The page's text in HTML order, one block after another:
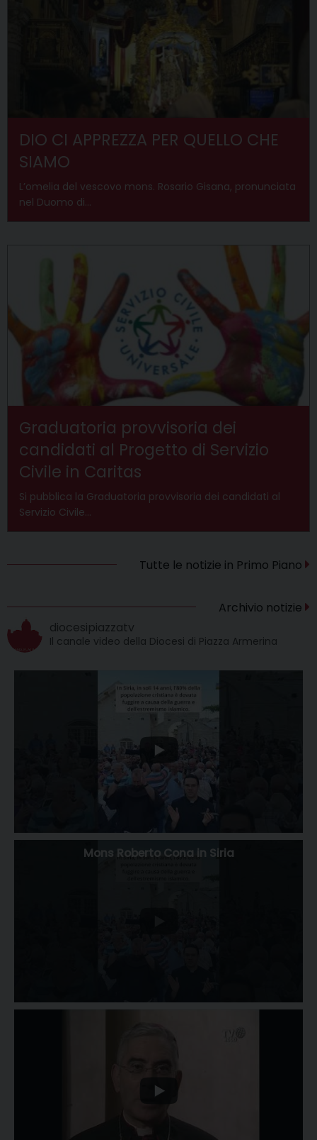
DIO CI APPREZZA PER QUELLO CHE
SIAMO
L’omelia del vescovo mons. Rosario Gisana, pronunciata
nel Duomo di…
Graduatoria provvisoria dei
candidati al Progetto di Servizio
Civile in Caritas
Si pubblica la Graduatoria provvisoria dei candidati al
Servizio Civile…
Tutte le notizie in Primo Piano
Archivio notizie
diocesipiazzatv
Il canale video della Diocesi di Piazza Armerina
Mons Roberto Cona in Siria